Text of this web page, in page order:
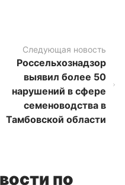
Следующая новость
Россельхознадзор
выявил более 50
нарушений в сфере
семеноводства в
Тамбовской области
по